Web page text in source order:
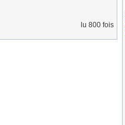
lu 800 fois